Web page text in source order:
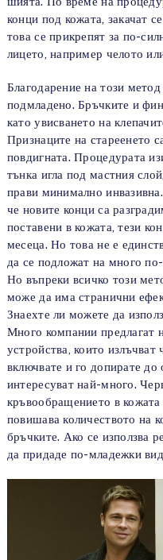
конци под кожата, закачат
това се прикрепят за по-
лицето, например челото
Благодарение на този
подмладено. Бръчките и
като увисването на
Признаците на стареенето
повдигната. Процедурата
тънка игла под мастния
прави минимално
че новите конци са
поставени в кожата, тези
месеца. Но това не е
да се подложат на много
Но въпреки всичко този
може да има странични
Знаехте ли можете да
Много компании предлагат
устройства, които излъчват
включвате и го допирате
интересуват най-много.
кръвообращението в
повишава количеството на
бръчките. Ако се използва
да придаде по-младежки